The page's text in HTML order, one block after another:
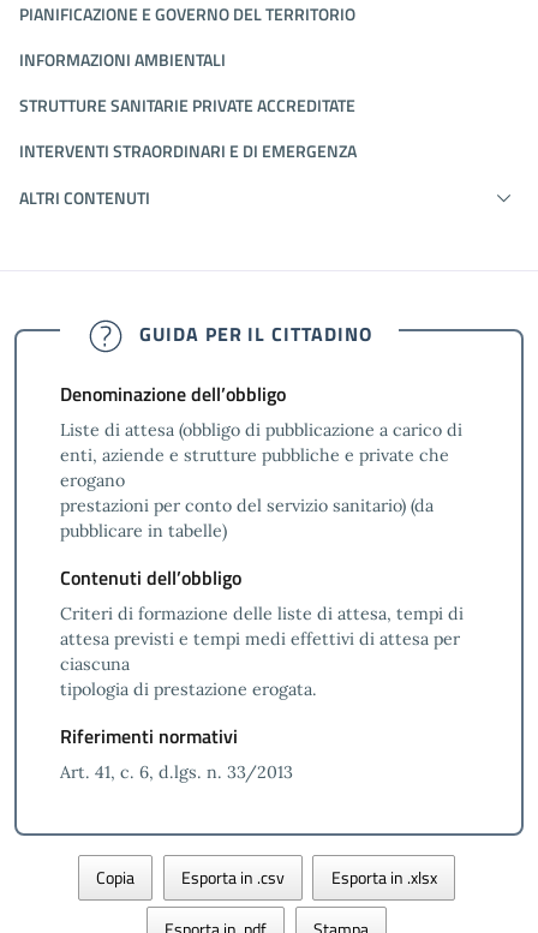
PIANIFICAZIONE E GOVERNO DEL TERRITORIO
INFORMAZIONI AMBIENTALI
STRUTTURE SANITARIE PRIVATE ACCREDITATE
INTERVENTI STRAORDINARI E DI EMERGENZA
ALTRI CONTENUTI
GUIDA PER IL CITTADINO
Denominazione dell’obbligo
Liste di attesa (obbligo di pubblicazione a carico di
enti, aziende e strutture pubbliche e private che
erogano
prestazioni per conto del servizio sanitario) (da
pubblicare in tabelle)
Contenuti dell’obbligo
Criteri di formazione delle liste di attesa, tempi di
attesa previsti e tempi medi effettivi di attesa per
ciascuna
tipologia di prestazione erogata.
Riferimenti normativi
Art. 41, c. 6, d.lgs. n. 33/2013
Copia Esporta in .csv Esporta in .xlsx